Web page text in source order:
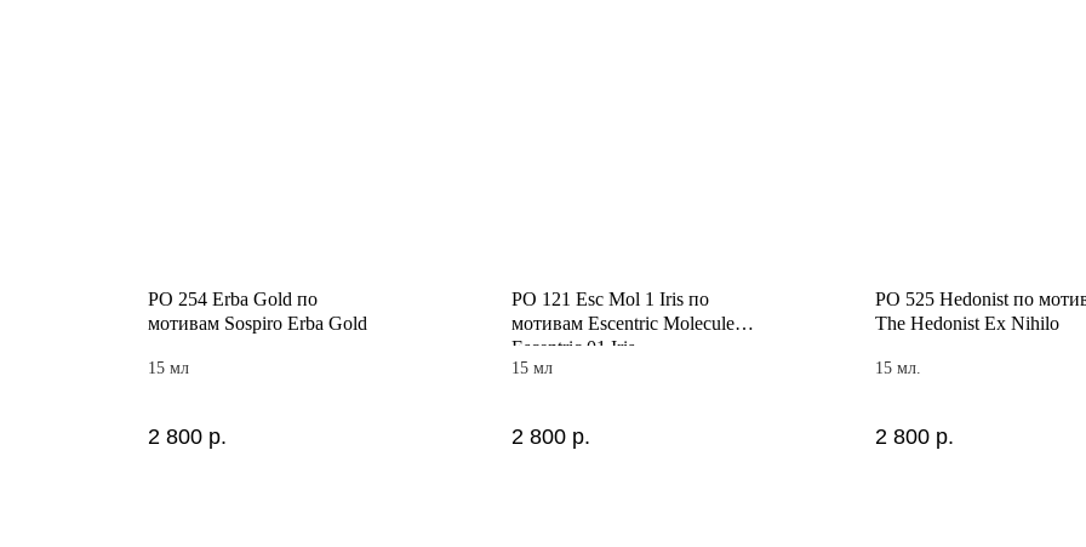
PO 254 Erba Gold по
мотивам Sospiro Erba Gold
15 мл
2 800 р.
PO 121 Esc Mol 1 Iris по
мотивам Escentric Molecules
Escentric 01 Iris
15 мл
2 800 р.
PO 525 Hedonist по
The Hedonist Ex Nihilo
15 мл.
2 800 р.